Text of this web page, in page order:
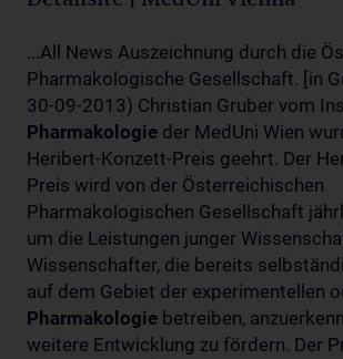
...All News Auszeichnung durch die
Pharmakologische Gesellschaft. [in
30-09-2013) Christian Gruber vom
Pharmakologie der MedUni Wien
Heribert-Konzett-Preis geehrt. Der
Preis wird von der Österreichischen
Pharmakologischen Gesellschaft
um die Leistungen junger
Wissenschafter, die bereits
auf dem Gebiet der experimentellen
Pharmakologie betreiben,
weitere Entwicklung zu fördern. Der